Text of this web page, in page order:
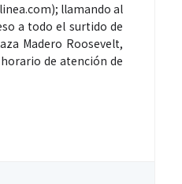
llamando al
a todo el surtido de
Madero Roosevelt,
de atención de